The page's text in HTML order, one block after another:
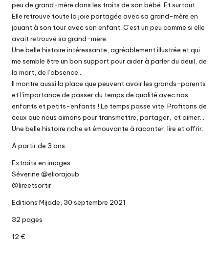
peu de grand-mère dans les traits de son bébé. Et surtout…
Elle retrouve toute la joie partagée avec sa grand-mère en
jouant à son tour avec son enfant. C’est un peu comme si elle
avait retrouvé sa grand-mère.
Une belle histoire intéressante, agréablement illustrée et qui
me semble être un bon support pour aider à parler du deuil, de
la mort, de l’absence…
Il montre aussi la place que peuvent avoir les grands-parents
et l’importance de passer du temps de qualité avec nos
enfants et petits-enfants ! Le temps passe vite. Profitons de
ceux que nous aimons pour transmettre, partager, et aimer…
Une belle histoire riche et émouvante à raconter, lire et offrir.
À partir de 3 ans.
Extraits en images
Séverine @eliorajoub
@lireetsortir
Editions Mijade, 30 septembre 2021
32 pages
12 €